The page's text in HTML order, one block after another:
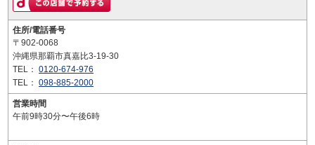
住所/電話番号
〒902-0068
沖縄県那覇市真嘉比3-19-30
TEL： 0120-674-976
TEL： 098-885-2000
営業時間
午前9時30分〜午後6時